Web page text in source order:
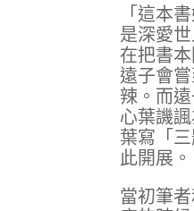
「這本
是深愛
在把書
遠子會
辣。而
心葉譏
葉寫「
此開展。
當初筆